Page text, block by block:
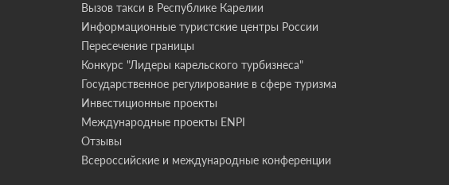
Вызов такси в Республике Карелии
Информационные туристские центры России
Пересечение границы
Конкурс "Лидеры карельского турбизнеса"
Государственное регулирование в сфере туризма
Инвестиционные проекты
Международные проекты ENPI
Отзывы
Всероссийские и международные конференции